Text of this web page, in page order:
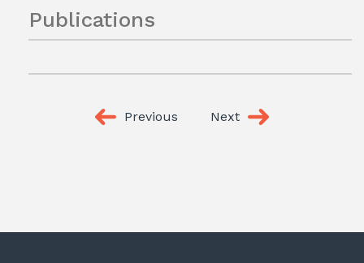
Publications
Previous Next